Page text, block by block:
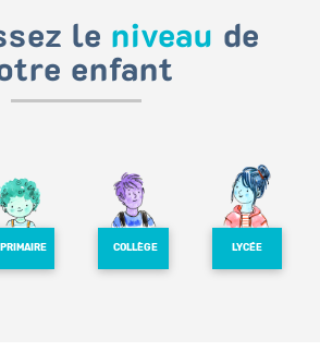
ressources gratuites
sur nos nouveautés
le niveau de
enfant
PRIMAIRE COLLÈGE LYCÉE